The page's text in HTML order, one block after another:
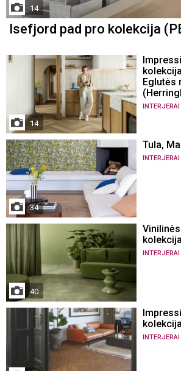
14
Isefjord pad pro kolekcija
14
Eglutės
INTERJERAI
34
Tula,
INTERJERAI
40
INTERJERAI
INTERJERAI